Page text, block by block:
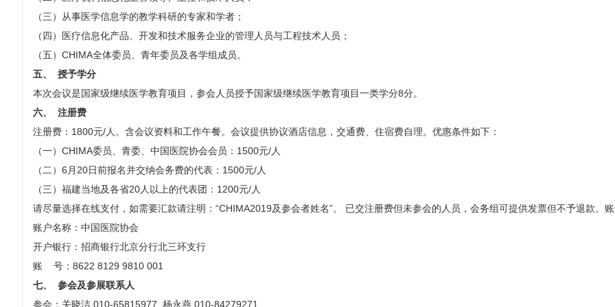
（三）从事医学信息学的教学科研的专家和学者；
（四）医疗信息化产品、开发和技术服务企业的管理人员与工程技术人员；
（五）CHIMA全体委员、青年委员及各学组成员。
五、 授予学分
本次会议是国家级继续医学教育项目，参会人员授予国家级继续医学教育项目一类学分8分。
六、 注册费
注册费：1800元/人。含会议资料和工作午餐。会议提供协议酒店信息，交通费、住宿费自理。优惠条件如下：
（一）CHIMA委员、青委、中国医院协会会员：1500元/人
（二）6月20日前报名并交纳会务费的代表：1500元/人
（三）福建当地及各省20人以上的代表团：1200元/人
请尽量选择在线支付，如需要汇款请注明：“CHIMA2019及参会者姓名”。 已交注册费但未参会的人员，会务组可提供发票但不予退款。账
账户名称：中国医院协会
开户银行：招商银行北京分行北三环支行
账 号：8622 8129 9810 001
七、 参会及参展联系人
参会：关晓洁 010-65815977 杨永燕 010-84279271